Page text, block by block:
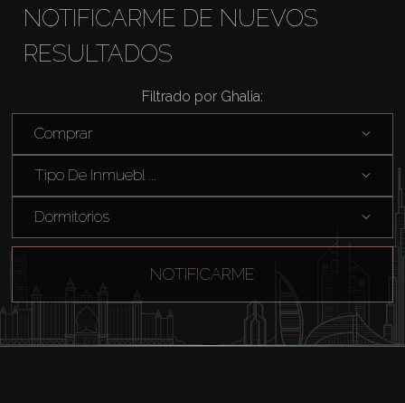
Sobre Plano
About Us
NOTIFICARME DE NUEVOS
RESULTADOS
Filtrado por Ghalia:
Comprar
Tipo De Inmuebl ...
Dormitorios
NOTIFICARME